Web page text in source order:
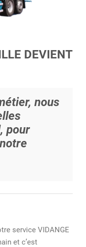
DEVIENT
nous
pour
service VIDANGE
et c’est